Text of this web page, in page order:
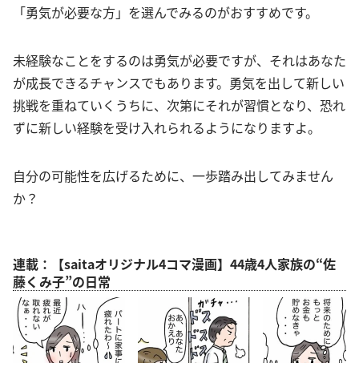
「勇気が必要な方」を選んでみるのがおすすめです。
未経験なことをするのは勇気が必要ですが、それはあなた
が成長できるチャンスでもあります。勇気を出して新しい
挑戦を重ねていくうちに、次第にそれが習慣となり、恐れ
ずに新しい経験を受け入れられるようになりますよ。
自分の可能性を広げるために、一歩踏み出してみません
か？
連載：【saitaオリジナル4コマ漫画】44歳4人家族の“佐
藤くみ子”の日常